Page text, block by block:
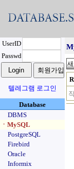
UserID
Passwd
텔레그램 로그인
Database
DBMS
ㆍMySQL
PostgreSQL
Firebird
Oracle
Informix